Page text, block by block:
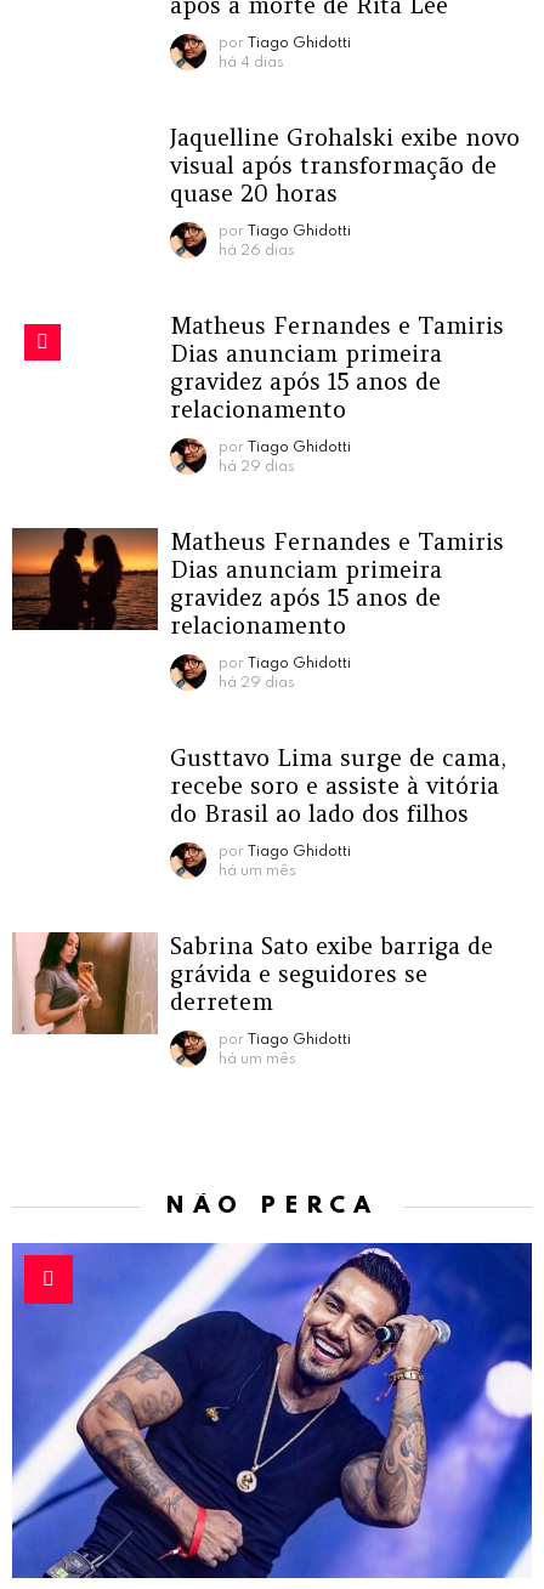
por
Tiago Ghidotti
há 4 dias
Jaquelline Grohalski exibe novo
visual após transformação de
quase 20 horas
por
Tiago Ghidotti
há 26 dias
Matheus Fernandes e Tamiris
Dias anunciam primeira
gravidez após 15 anos de
relacionamento
por
Tiago Ghidotti
há 29 dias
Matheus Fernandes e Tamiris
Dias anunciam primeira
gravidez após 15 anos de
relacionamento
por
Tiago Ghidotti
há 29 dias
Gusttavo Lima surge de cama,
recebe soro e assiste à vitória
do Brasil ao lado dos filhos
por
Tiago Ghidotti
há um mês
Sabrina Sato exibe barriga de
grávida e seguidores se
derretem
por
Tiago Ghidotti
há um mês
NÃO PERCA